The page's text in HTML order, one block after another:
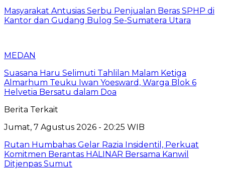
Masyarakat Antusias Serbu Penjualan Beras SPHP di
Kantor dan Gudang Bulog Se-Sumatera Utara
MEDAN
Suasana Haru Selimuti Tahlilan Malam Ketiga
Almarhum Teuku Iwan Yoesward, Warga Blok 6
Helvetia Bersatu dalam Doa
Berita Terkait
Jumat, 7 Agustus 2026 - 20:25 WIB
Rutan Humbahas Gelar Razia Insidentil, Perkuat
Komitmen Berantas HALINAR Bersama Kanwil
Ditjenpas Sumut